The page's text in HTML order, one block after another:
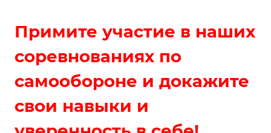
Примите участие в наших
соревнованиях по
самообороне и докажите
свои навыки и